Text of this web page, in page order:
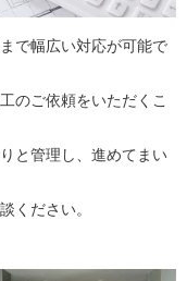
で幅広い対応が可能で
のご依頼をいただくこ
と管理し、進めてまい
ください。